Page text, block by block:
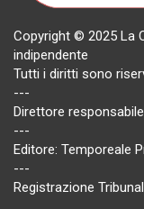
Copyright © 2025 La
indipendente
Tutti i diritti sono
---
Direttore
---
Editore: Temporeale
---
Registrazione